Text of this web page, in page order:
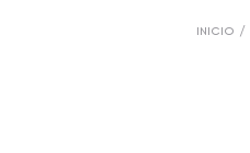
inicio /